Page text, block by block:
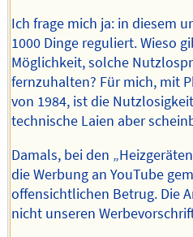
Ich frage mich ja: in diesem
1000 Dinge reguliert. Wieso
Möglichkeit, solche
fernzuhalten? Für mich, mit
von 1984, ist die
technische Laien aber
Damals, bei den
die Werbung an YouTube
offensichtlichen Betrug. Die
nicht unseren